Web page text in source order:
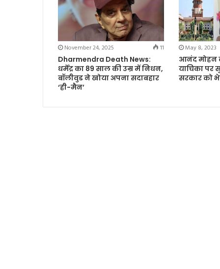
November 24, 2025
11
Dharmendra Death News:
धर्मेंद्र का 89 साल की उम्र में निधन,
बॉलीवुड ने खोया अपना सदाबहार
‘ही-मैन’
May 8, 2023
आनंद मोहन
याचिका पर
सरकार को